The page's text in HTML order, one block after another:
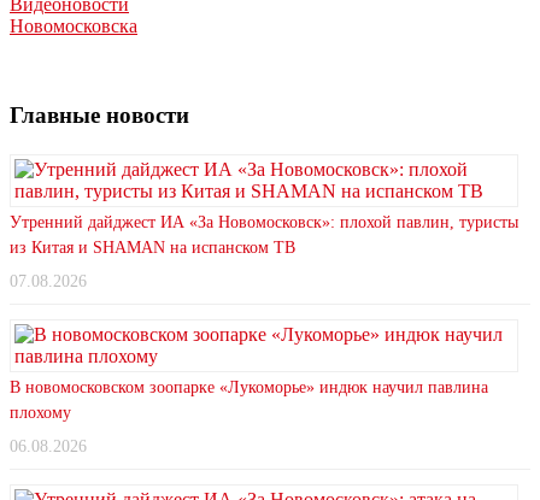
Новомосковска
Главные новости
Утренний дайджест ИА «За Новомосковск»: плохой павлин, туристы
из Китая и SHAMAN на испанском ТВ
07.08.2026
В новомосковском зоопарке «Лукоморье» индюк научил павлина
плохому
06.08.2026